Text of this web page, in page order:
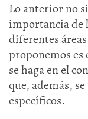
Lo anterior no
importancia de
diferentes
proponemos es
se haga en el
que, además,
específicos.